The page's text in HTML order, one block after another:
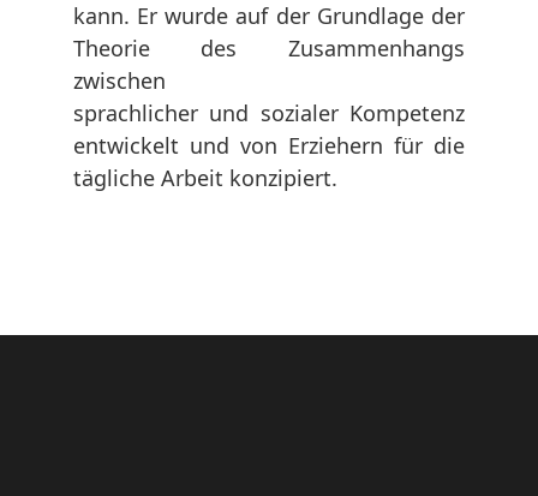
kann. Er wurde auf der Grundlage der
Theorie des Zusammenhangs
zwischen
sprachlicher und sozialer Kompetenz
entwickelt und von Erziehern für die
tägliche Arbeit konzipiert.